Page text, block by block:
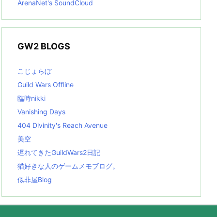
ArenaNet's SoundCloud
GW2 BLOGS
こじょらぼ
Guild Wars Offline
臨時nikki
Vanishing Days
404 Divinity's Reach Avenue
美空
遅れてきたGuildWars2日記
猫好きな人のゲームメモブログ。
似非屋Blog